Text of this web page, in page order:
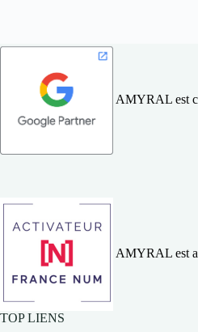
AMYRAL est
AMYRAL est
TOP LIENS